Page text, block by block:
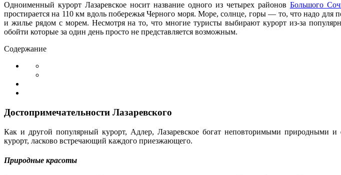
Одноименный курорт Лазаревское носит название одного из четырех районов Большого
простирается на 110 км вдоль побережья Черного моря. Море, солнце, горы — то, что надо
и жилье рядом с морем. Несмотря на то, что многие туристы выбирают курорт из-за
обойти которые за один день просто не представляется возможным.
Содержание
Достопримечательности Лазаревского
Как и другой популярный курорт, Адлер, Лазаревское богат неповторимыми природными и
курорт, ласково встречающий каждого приезжающего.
Природные красоты